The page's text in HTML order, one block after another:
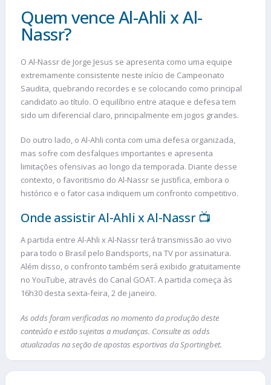
Quem vence Al-Ahli x Al-
Nassr?
O Al-Nassr de Jorge Jesus se apresenta como uma equipe
extremamente consistente neste início de Campeonato
Saudita, quebrando recordes e se colocando como principal
candidato ao título. O equilíbrio entre ataque e defesa tem
sido um diferencial claro, principalmente em jogos grandes.
Do outro lado, o Al-Ahli conta com uma defesa organizada,
mas sofre com desfalques importantes e apresenta
limitações ofensivas ao longo da temporada. Diante desse
contexto, o favoritismo do Al-Nassr se justifica, embora o
histórico e o fator casa indiquem um confronto competitivo.
Onde assistir Al-Ahli x Al-Nassr 📺
A partida entre Al-Ahli x Al-Nassr terá transmissão ao vivo
para todo o Brasil pelo Bandsports, na TV por assinatura.
Além disso, o confronto também será exibido gratuitamente
no YouTube, através do Canal GOAT. A partida começa às
16h30 desta sexta-feira, 2 de janeiro.
As odds foram verificadas no momento da produção deste
conteúdo e estão sujeitas a mudanças. Consulte as odds
atualizadas na seção de apostas esportivas da Sportingbet.